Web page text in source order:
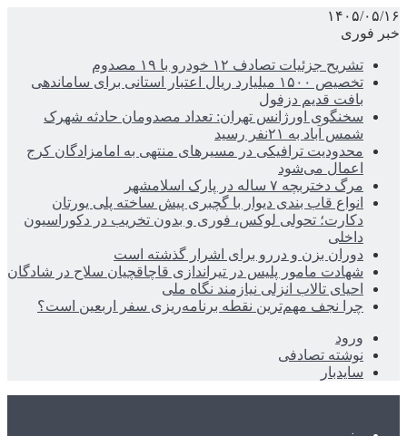
۱۴۰۵/۰۵/۱۶
خبر فوری
تشریح جزئیات تصادف ۱۲ خودرو با ۱۹ مصدوم
تخصیص ۱۵۰۰ میلیارد ریال اعتبار استانی برای ساماندهی
بافت قدیم دزفول
سخنگوی اورژانس تهران: تعداد مصدومان حادثه شهرک
شمس آباد به ۲۱نفر رسید
محدودیت ترافیکی در مسیرهای منتهی به امامزادگان کرج
اعمال می‌شود
مرگ دختربچه ۷ ساله در پارک اسلامشهر
انواع قاب بندی دیوار با گچبری پیش ساخته پلی یورتان
دکارت؛ تحولی لوکس، فوری و بدون تخریب در دکوراسیون
داخلی
دوران بزن و دررو برای اشرار گذشته است
شهادت مامور پلیس در تیراندازی قاچاقچیان سلاح در شادگان
احیای تالاب انزلی نیازمند نگاه ملی
چرا نجف مهم‌ترین نقطه برنامه‌ریزی سفر اربعین است؟
ورود
نوشته تصادفی
سایدبار